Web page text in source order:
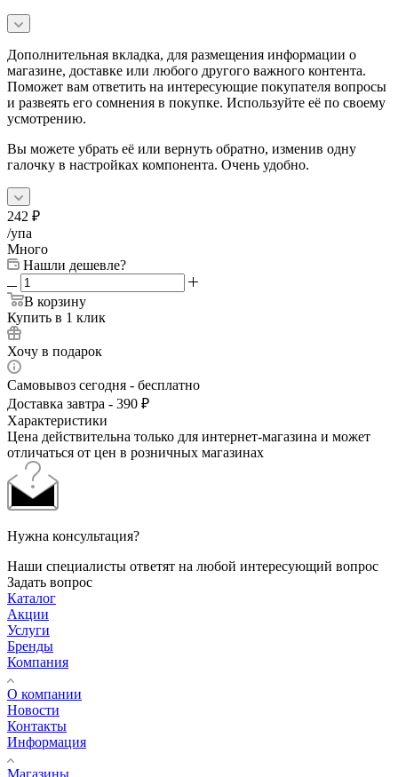
Дополнительная вкладка, для размещения информации о
магазине, доставке или любого другого важного контента.
Поможет вам ответить на интересующие покупателя вопросы
и развеять его сомнения в покупке. Используйте её по своему
усмотрению.
Вы можете убрать её или вернуть обратно, изменив одну
галочку в настройках компонента. Очень удобно.
242 ₽
/упа
Много
Нашли дешевле?
В корзину
Купить в 1 клик
Хочу в подарок
Самовывоз сегодня - бесплатно
Доставка завтра - 390 ₽
Характеристики
Цена действительна только для интернет-магазина и может
отличаться от цен в розничных магазинах
Нужна консультация?
Наши специалисты ответят на любой интересующий вопрос
Задать вопрос
Каталог
Акции
Услуги
Бренды
Компания
О компании
Новости
Контакты
Информация
Магазины